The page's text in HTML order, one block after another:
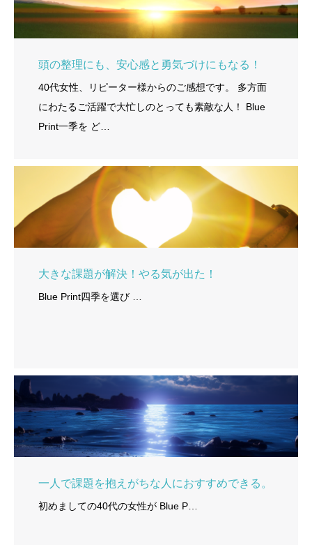
頭の整理にも、安心感と勇気づけにもなる！
40代女性、リピーター様からのご感想です。 多方面
にわたるご活躍で大忙しのとっても素敵な人！ Blue
Print一季を ど…
大きな課題が解決！やる気が出た！
Blue Print四季を選び …
一人で課題を抱えがちな人におすすめできる。
初めましての40代の女性が Blue P…